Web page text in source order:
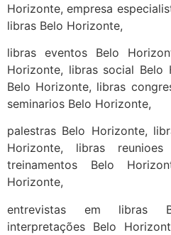
Horizonte, empresa
libras Belo Horizonte,
libras eventos Belo
Horizonte, libras social Belo
Belo Horizonte, libras
seminarios Belo Horizonte,
palestras Belo Horizonte,
Horizonte, libras
treinamentos Belo
Horizonte,
entrevistas em libras
interpretações Belo